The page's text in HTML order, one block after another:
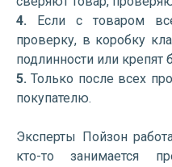
4. Если с товаром
проверку, в коробку
подлинности или крепят
5. Только после всех
покупателю.
Эксперты Пойзон
кто-то занимается